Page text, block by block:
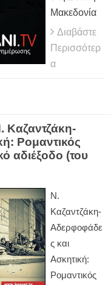
Μακεδονία
Διαβάστε
Περισσότερ
α
Καζαντζάκη-
Ρομαντικός
αδιέξοδο (του
Ν.
Καζαντζάκη-
Αδερφοφάδε
ς και
Ασκητική:
Ρομαντικός